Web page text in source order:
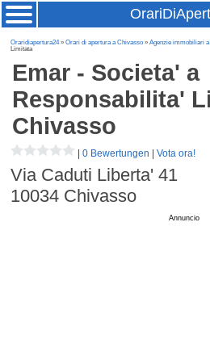
Oraridiapertura24»Orari di apertura a Chivasso »Agenzie immobiliari
Limitata
Emar - Societa' a
Responsabilita'
Chivasso
|0 Bewertungen |Vota ora!
Via Caduti Liberta' 41
10034 Chivasso
Annuncio